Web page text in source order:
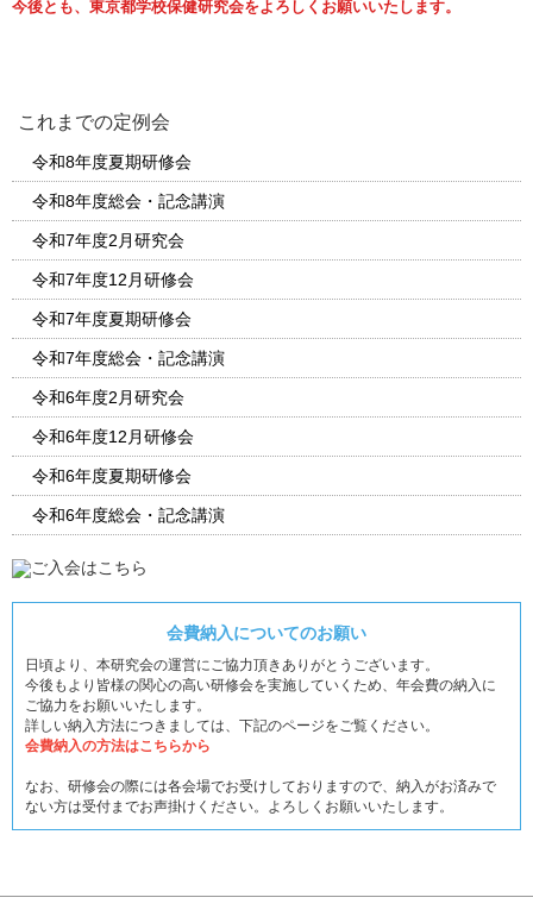
今後とも、東京都学校保健研究会をよろしくお願いいたします。
これまでの定例会
令和8年度夏期研修会
令和8年度総会・記念講演
令和7年度2月研究会
令和7年度12月研修会
令和7年度夏期研修会
令和7年度総会・記念講演
令和6年度2月研究会
令和6年度12月研修会
令和6年度夏期研修会
令和6年度総会・記念講演
会費納入についてのお願い
日頃より、本研究会の運営にご協力頂きありがとうございます。
今後もより皆様の関心の高い研修会を実施していくため、年会費の納入に
ご協力をお願いいたします。
詳しい納入方法につきましては、下記のページをご覧ください。
会費納入の方法はこちらから
なお、研修会の際には各会場でお受けしておりますので、納入がお済みで
ない方は受付までお声掛けください。よろしくお願いいたします。